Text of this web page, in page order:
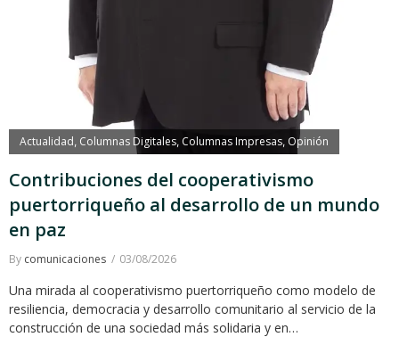
Actualidad Columnas Digitales, Columnas Impresas, Opinión
Contribuciones del cooperativismo
puertorriqueño al desarrollo de un mundo
en paz
By comunicaciones 03/08/2026
Una mirada al cooperativismo puertorriqueño como modelo de
resiliencia, democracia y desarrollo comunitario al servicio de la
construcción de una sociedad más solidaria y en…